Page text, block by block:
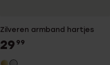
Zilveren armband hartjes
29 99